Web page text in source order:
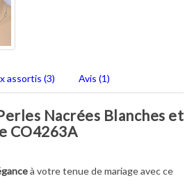
assortis (3) Avis (1)
Nacrées Blanches et
CO4263A
à votre tenue de mariage avec ce